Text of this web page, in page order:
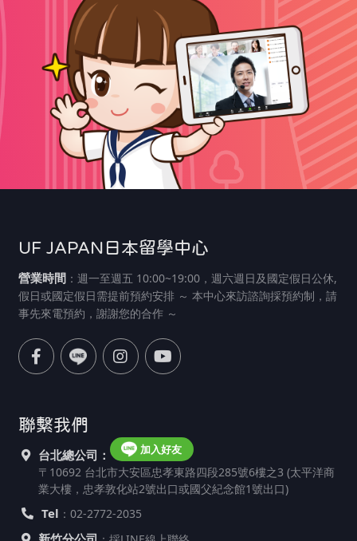
UF JAPAN日本留學中心
營業時間：週一至週五 10:00~19:00，週六週日及國定假日公休,
假日或國定假日需提前預約安排 ～ 本中心來訪諮詢採預約制，請
事先來電預約，謝謝您的合作 ～
聯繫我們
台北總公司： 加入好友
〒10692 台北市大安區忠孝東路四段285號6樓之3 (太平洋商
業大樓，忠孝敦化站2號出口或國父紀念館1號出口)
Tel ：02-2772-2035